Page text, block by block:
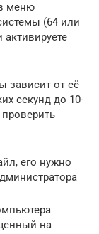
меню
(64 или
зависит от её
секунд до 10-
его нужно
на